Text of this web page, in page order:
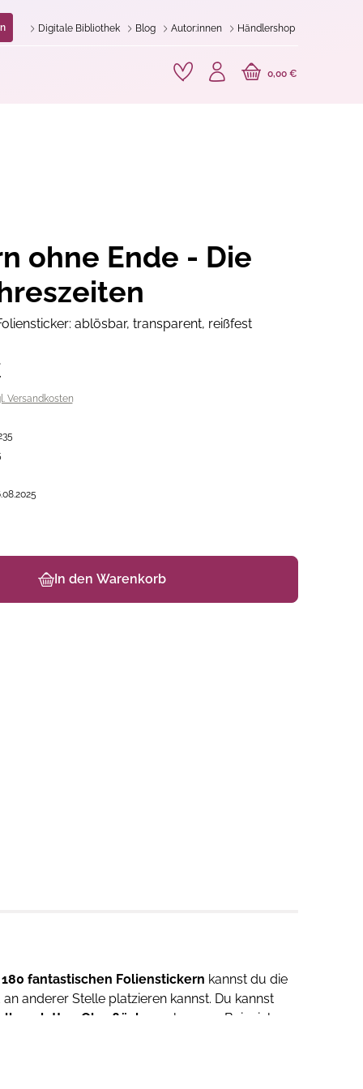
Digitale Bibliothek Blog Autor:innen Händlershop
0,00 €
ohne Ende - Die
ablösbar, transparent, reißfest
Versandkosten
In den Warenkorb
fantastischen Folienstickern kannst du die
anderer Stelle platzieren kannst. Du kannst
glatten Oberflächen
, also zum Beispiel